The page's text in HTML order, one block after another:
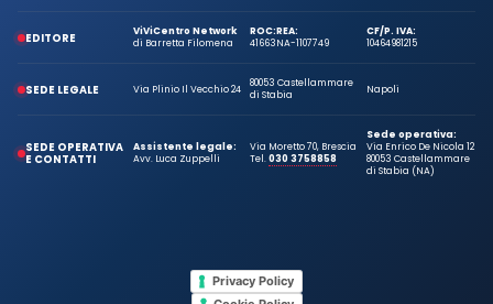
EDITORE
ViViCentro Network
di Barretta Filomena
ROC:
41663
REA:
NA-1107749
CF/P. IVA:
10464981215
SEDE LEGALE Via Plinio Il Vecchio 24
80053 Castellammare
di Stabia
Napoli
SEDE OPERATIVA
E CONTATTI
Assistente legale:
Avv. Luca Zuppelli
Via Moretto 70, Brescia
Tel.030 3758858
Sede operativa:
Via Enrico De Nicola 12
80053 Castellammare
di Stabia (NA)
Privacy Policy